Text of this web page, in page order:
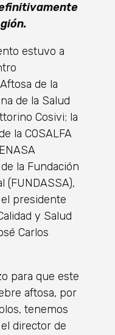
estuvo a
de la
de la Salud
Cosivi; la
la COSALFA
la Fundación
(FUNDASSA),
presidente
y Salud
Carlos
para que este
aftosa, por
tenemos
director de